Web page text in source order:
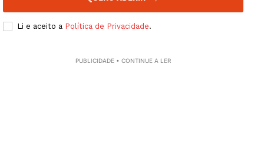
Li e aceito a Política de Privacidade.
PUBLICIDADE • CONTINUE A LER